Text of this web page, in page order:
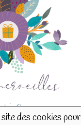
des cookies